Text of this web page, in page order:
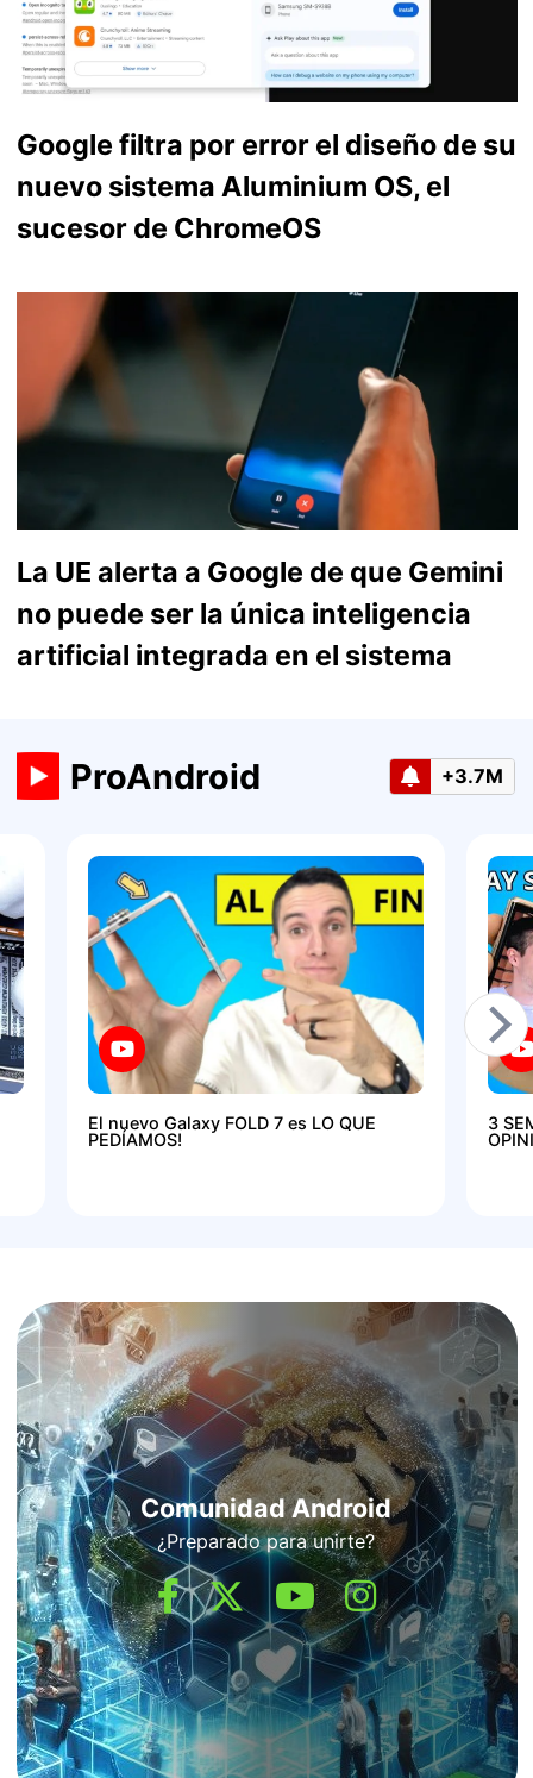
Google filtra por error el diseño de su
nuevo sistema Aluminium OS, el
sucesor de ChromeOS
La UE alerta a Google de que Gemini
no puede ser la única inteligencia
artificial integrada en el sistema
ProAndroid +3.7M
El nuevo Galaxy FOLD 7 es LO QUE
PEDÍAMOS!
3
Comunidad Android
¿Preparado para unirte?